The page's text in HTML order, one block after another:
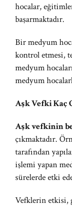
hocalar,
başarmaktadır.
Bir medyum
kontrol etmesi,
medyum
medyum
Aşk Vefki Kaç
Aşk vefkinin
çıkmaktadır.
tarafından
işlemi yapan
sürelerde etki
Vefklerin etkisi,